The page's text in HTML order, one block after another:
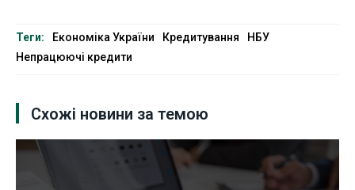
Теги: Економіка України Кредитування
НБУ
Непрацюючі кредити
Схожі новини за темою